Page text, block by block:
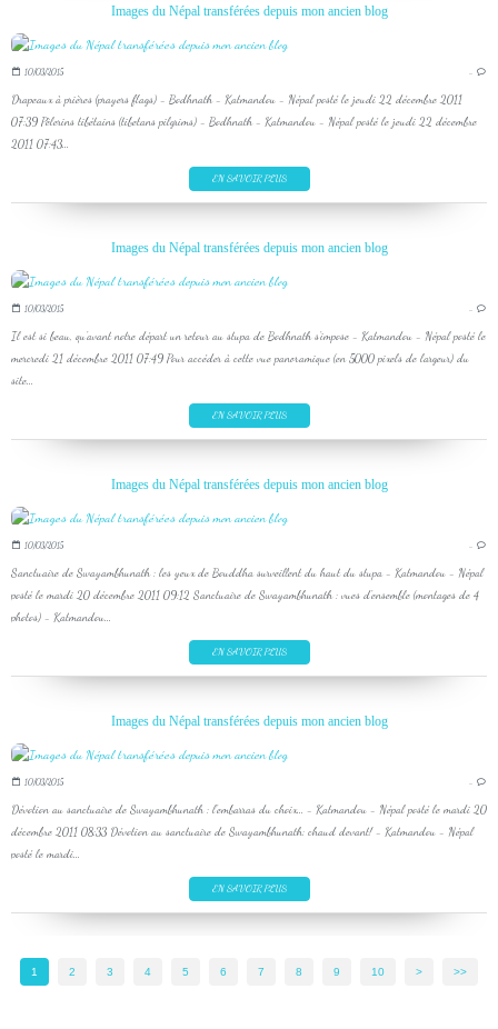
Images du Népal transférées depuis mon ancien blog
10/03/2015 …
Drapeaux à prières (prayers flags) - Bodhnath - Katmandou - Népal posté le jeudi 22 décembre 2011
07:39 Pèlerins tibétains (tibetans pilgrims) - Bodhnath - Katmandou - Népal posté le jeudi 22 décembre
2011 07:43...
EN SAVOIR PLUS
Images du Népal transférées depuis mon ancien blog
10/03/2015 …
Il est si beau, qu'avant notre départ un retour au stupa de Bodhnath s'impose - Katmandou - Népal posté le
mercredi 21 décembre 2011 07:49 Pour accéder à cette vue panoramique (en 5000 pixels de largeur) du
site...
EN SAVOIR PLUS
Images du Népal transférées depuis mon ancien blog
10/03/2015 …
Sanctuaire de Swayambhunath : les yeux de Bouddha surveillent du haut du stupa - Katmandou - Népal
posté le mardi 20 décembre 2011 09:12 Sanctuaire de Swayambhunath : vues d'ensemble (montages de 4
photos) - Katmandou...
EN SAVOIR PLUS
Images du Népal transférées depuis mon ancien blog
10/03/2015 …
Dévotion au sanctuaire de Swayambhunath : l'embarras du choix... - Katmandou - Népal posté le mardi 20
décembre 2011 08:33 Dévotion au sanctuaire de Swayambhunath: chaud devant! - Katmandou - Népal
posté le mardi...
EN SAVOIR PLUS
1 2 3 4 5 6 7 8 9 10 > >>